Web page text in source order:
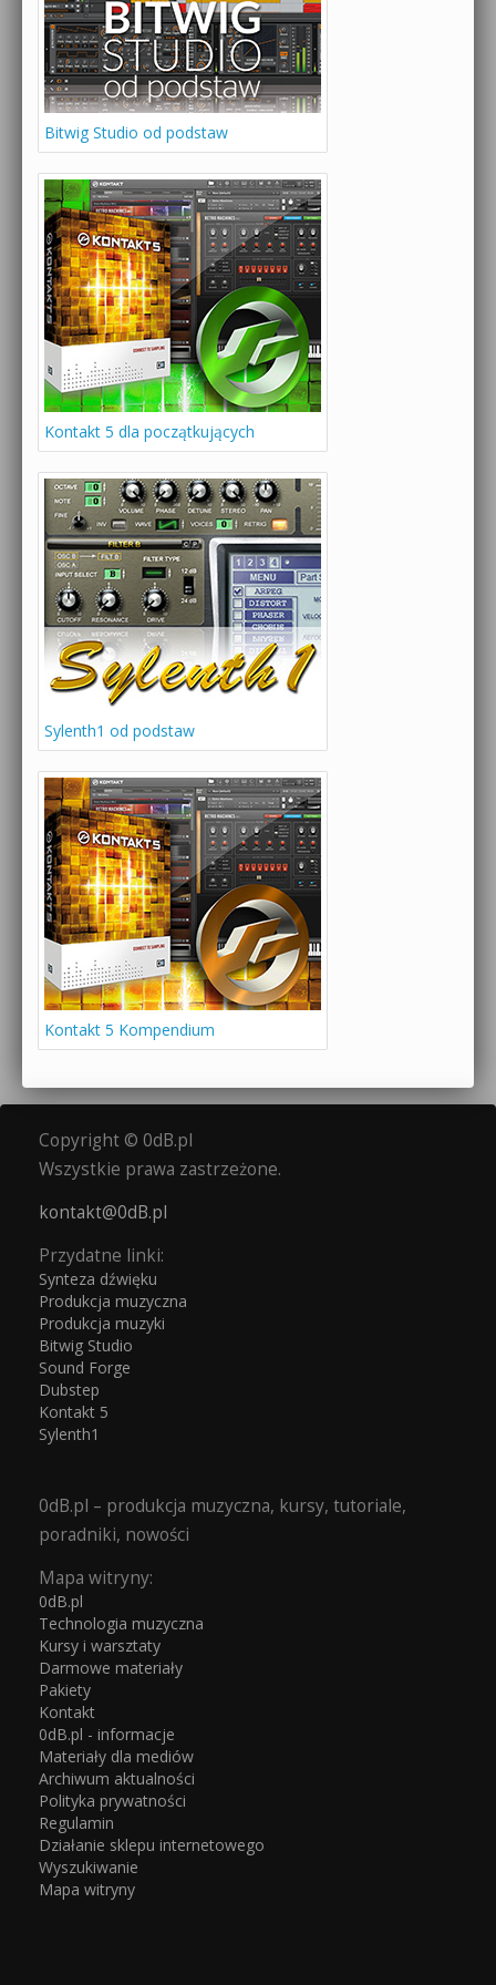
Bitwig Studio od podstaw
Kontakt 5 dla początkujących
Sylenth1 od podstaw
Kontakt 5 Kompendium
Copyright © 0dB.pl
Wszystkie prawa zastrzeżone.
kontakt@0dB.pl
Przydatne linki:
Synteza dźwięku
Produkcja muzyczna
Produkcja muzyki
Bitwig Studio
Sound Forge
Dubstep
Kontakt 5
Sylenth1
0dB.pl – produkcja muzyczna, kursy, tutoriale,
poradniki, nowości
Mapa witryny:
0dB.pl
Technologia muzyczna
Kursy i warsztaty
Darmowe materiały
Pakiety
Kontakt
0dB.pl - informacje
Materiały dla mediów
Archiwum aktualności
Polityka prywatności
Regulamin
Działanie sklepu internetowego
Wyszukiwanie
Mapa witryny